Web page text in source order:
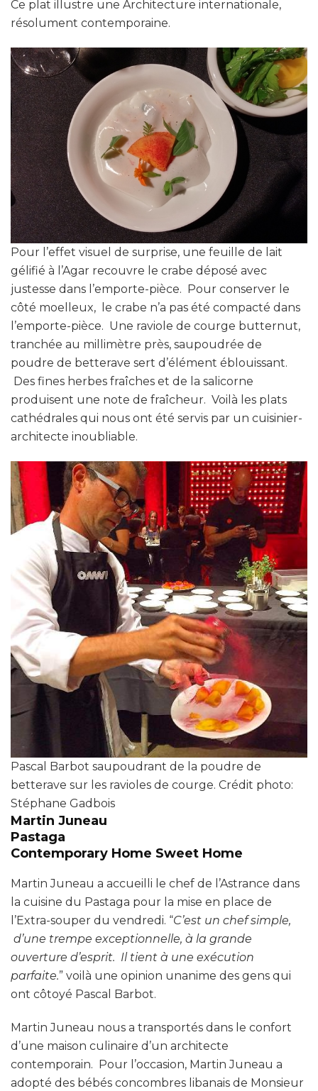
Ce plat illustre une Architecture internationale,
résolument contemporaine.
Pour l’effet visuel de surprise, une feuille de lait
gélifié à l’Agar recouvre le crabe déposé avec
justesse dans l’emporte-pièce. Pour conserver le
côté moelleux, le crabe n’a pas été compacté dans
l’emporte-pièce. Une raviole de courge butternut,
tranchée au millimètre près, saupoudrée de
poudre de betterave sert d’élément éblouissant.
Des fines herbes fraîches et de la salicorne
produisent une note de fraîcheur. Voilà les plats
cathédrales qui nous ont été servis par un cuisinier-
architecte inoubliable.
Pascal Barbot saupoudrant de la poudre de
betterave sur les ravioles de courge. Crédit photo:
Stéphane Gadbois
Martin Juneau
Pastaga
Contemporary Home Sweet Home
Martin Juneau a accueilli le chef de l’Astrance dans
la cuisine du Pastaga pour la mise en place de
l’Extra-souper du vendredi. “C’est un chef simple,
d’une trempe exceptionnelle, à la grande
ouverture d’esprit. Il tient à une exécution
parfaite.” voilà une opinion unanime des gens qui
ont côtoyé Pascal Barbot.
Martin Juneau nous a transportés dans le confort
d’une maison culinaire d’un architecte
contemporain. Pour l’occasion, Martin Juneau a
adopté des bébés concombres libanais de Monsieur